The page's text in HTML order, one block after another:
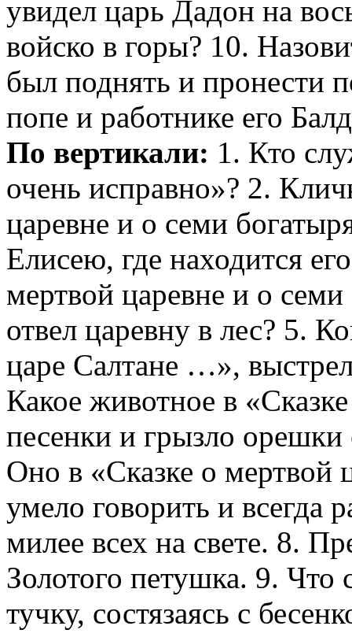
увидел царь Дадон на
войско в горы? 10.
был поднять и пронести
попе и работнике его
По вертикали: 1. Кто
очень исправно»? 2.
царевне и о семи
Елисею, где находится
мертвой царевне и о
отвел царевну в лес? 5.
царе Салтане …»,
Какое животное в
песенки и грызло
Оно в «Сказке о мертвой
умело говорить и всегда
милее всех на свете. 8.
Золотого петушка. 9. Что
тучку, состязаясь с